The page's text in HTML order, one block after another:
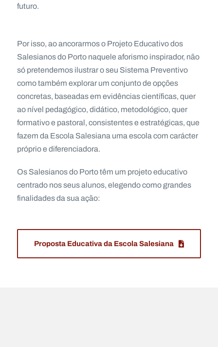
futuro.
Por isso, ao ancorarmos o Projeto Educativo dos
Salesianos do Porto naquele aforismo inspirador, não
só pretendemos ilustrar o seu Sistema Preventivo
como também explorar um conjunto de opções
concretas, baseadas em evidências científicas, quer
ao nível pedagógico, didático, metodológico, quer
formativo e pastoral, consistentes e estratégicas, que
fazem da Escola Salesiana uma escola com carácter
próprio e diferenciadora.
Os Salesianos do Porto têm um projeto educativo
centrado nos seus alunos, elegendo como grandes
finalidades da sua ação:
Proposta Educativa da Escola Salesiana